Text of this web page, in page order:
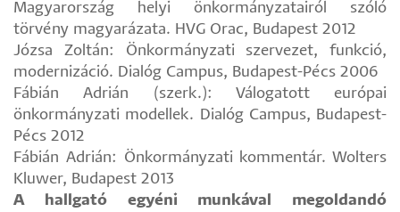
Magyarország helyi önkormányzatairól szóló
törvény magyarázata. HVG Orac, Budapest 2012
Józsa Zoltán: Önkormányzati szervezet, funkció,
modernizáció. Dialóg Campus, Budapest-Pécs 2006
Fábián Adrián (szerk.): Válogatott európai
önkormányzati modellek. Dialóg Campus, Budapest-
Pécs 2012
Fábián Adrián: Önkormányzati kommentár. Wolters
Kluwer, Budapest 2013
A hallgató egyéni munkával megoldandó